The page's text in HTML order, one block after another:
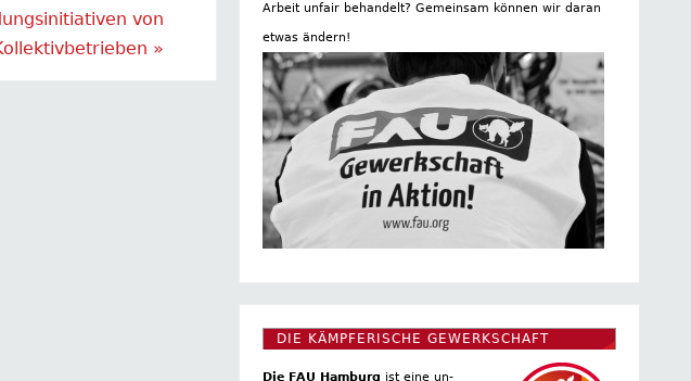
von
»
Arbeit unfair behandelt? Gemeinsam können wir daran
etwas ändern!
DIE KÄMPFERISCHE GEWERKSCHAFT
Die FAU Hamburg ist eine un­